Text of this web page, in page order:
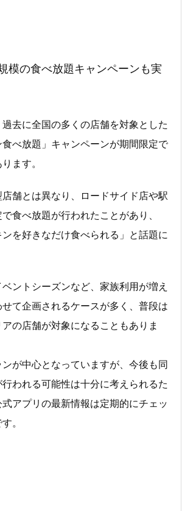
模の食べ放題キャンペーンも実
去に全国の多くの店舗を対象とした
食べ放題」キャンペーンが期間限定で
ます。
舗とは異なり、ロードサイド店や駅
食べ放題が行われたことがあり、
ンを好きなだけ食べられる」と話題に
ントシーズンなど、家族利用が増え
て企画されるケースが多く、普段は
の店舗が対象になることもありま
が中心となっていますが、今後も同
われる可能性は十分に考えられるた
アプリの最新情報は定期的にチェッ
。